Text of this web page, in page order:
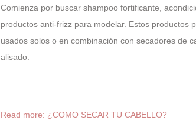
Comienza por buscar shampoo fortificante,
productos anti-frizz para modelar. Estos productos
usados solos o en combinación con secadores de
alisado.
Read more: ¿COMO SECAR TU CABELLO?